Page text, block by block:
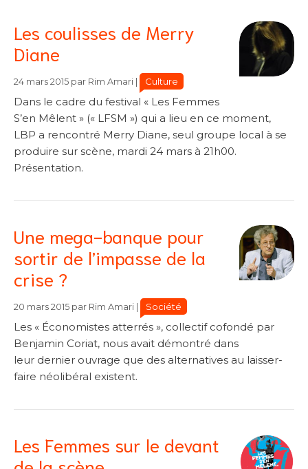
Les coulisses de Merry
Diane
24 mars 2015 par Rim Amari Catégories
Catégories
Culture
Dans le cadre du festival « Les Femmes
S’en Mêlent » (« LFSM ») qui a lieu en ce moment,
LBP a rencontré Merry Diane, seul groupe local à se
produire sur scène, mardi 24 mars à 21h00.
Présentation.
Une mega-banque pour
sortir de l’impasse de la
crise ?
20 mars 2015 par Rim Amari Catégories
Catégories
Société
Les « Économistes atterrés », collectif cofondé par
Benjamin Coriat, nous avait démontré dans
leur dernier ouvrage que des alternatives au laisser-
faire néolibéral existent.
Les Femmes sur le devant